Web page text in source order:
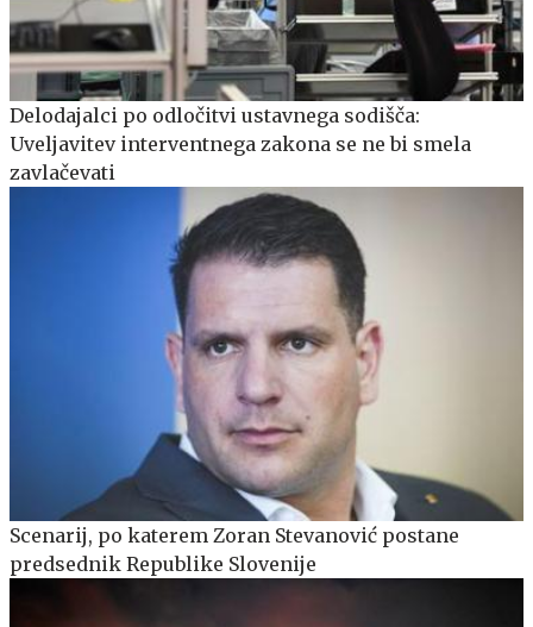
Delodajalci po odločitvi ustavnega sodišča:
Uveljavitev interventnega zakona se ne bi smela
zavlačevati
Scenarij, po katerem Zoran Stevanović postane
predsednik Republike Slovenije